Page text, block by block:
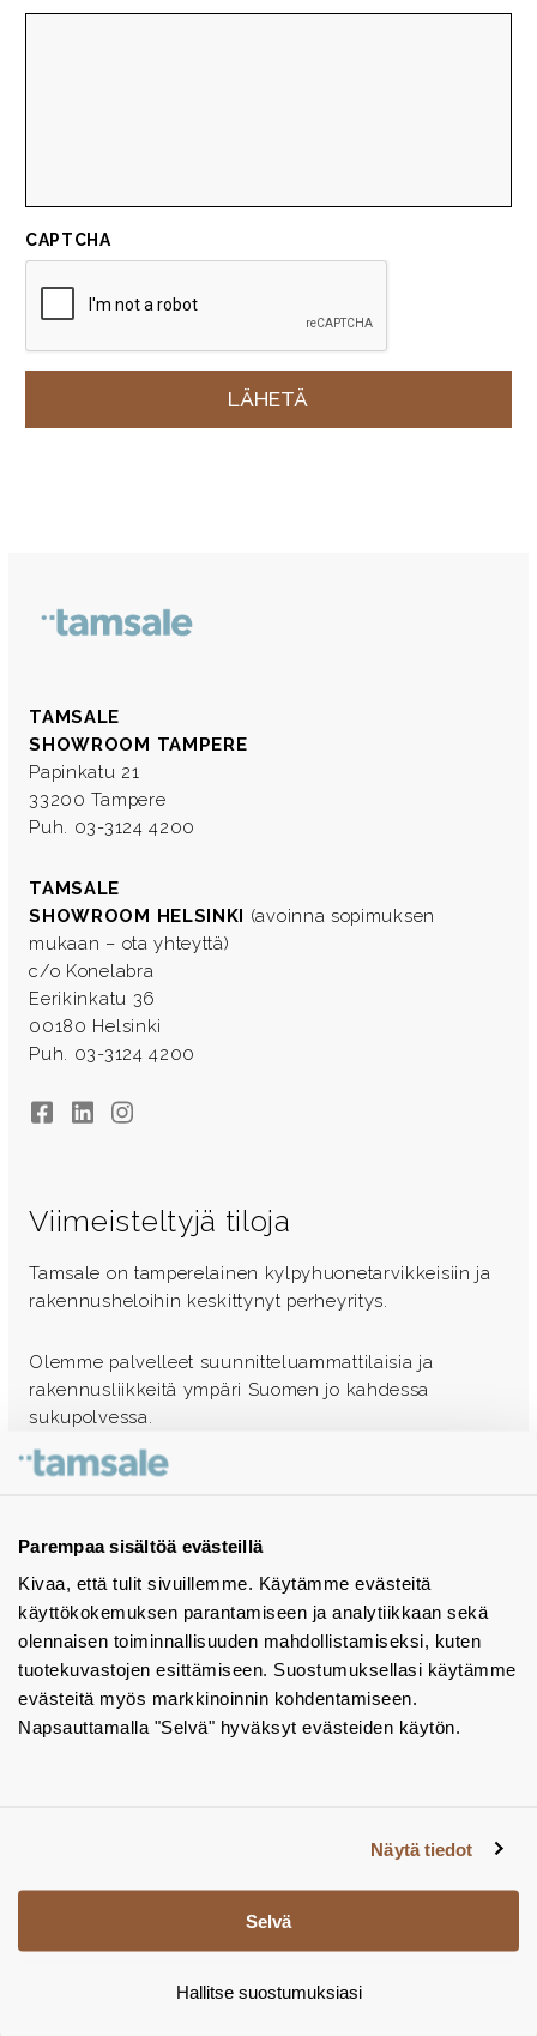
Parempaa sisältöä evästeillä
Kivaa, että tulit sivuillemme. Käytämme evästeitä
käyttökokemuksen parantamiseen ja analytiikkaan sekä
olennaisen toiminnallisuuden mahdollistamiseksi, kuten
tuotekuvastojen esittämiseen. Suostumuksellasi käytämme
evästeitä myös markkinoinnin kohdentamiseen.
Napsauttamalla "Selvä" hyväksyt evästeiden käytön.
Näytä tiedot
Selvä
Hallitse suostumuksiasi
CAPTCHA
TAMSALE
SHOWROOM TAMPERE
Papinkatu 21
33200 Tampere
Puh. 03-3124 4200
TAMSALE
SHOWROOM HELSINKI (avoinna sopimuksen
mukaan – ota yhteyttä)
c/o Konelabra
Eerikinkatu 36
00180 Helsinki
Puh. 03-3124 4200
FacebookLinkedInInstagram
Viimeisteltyjä tiloja
Tamsale on tamperelainen kylpyhuonetarvikkeisiin ja
rakennusheloihin keskittynyt perheyritys.
Olemme palvelleet suunnitteluammattilaisia ja
rakennusliikkeitä ympäri Suomen jo kahdessa
sukupolvessa.
Ota yhteyttä - autamme mielellämme
Tuotekuvastot
Instagram
BIM-objektit
Yhteystiedot
Tiedotteet